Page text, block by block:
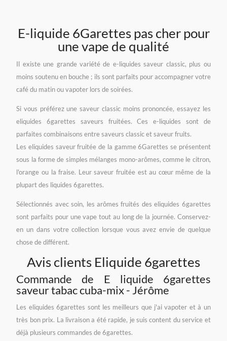
E-liquide 6Garettes pas cher pour
une vape de qualité
Il existe une grande variété de e-liquides saveur classic, plus ou
moins soutenu en bouche ; ils sont parfaits pour accompagner votre
café du matin ou vapoter lors de soirées.
Si vous préférez une saveur classic moins prononcée, essayez les
eliquides 6garettes saveurs fruitées. Ces e-liquides sont de
parfaites combinaisons entre saveurs classic et saveur fruits.
Les eliquides saveur fruitée de la gamme 6Garettes se présentent
sous la forme de simples mélanges mono-arômes, comme le citron,
l'orange ou la fraise. Leur saveur fruitée est au cœur même de la
plupart des liquides 6garettes.
Sélectionnés avec soin, les arômes fruités des eliquides 6garettes
sont parfaits pour une vape tout au long de la journée. Conservez-
en un dans votre collection lorsque vous avez envie de quelque
chose de différent.
Avis clients Eliquide 6garettes
Commande de E liquide 6garettes
saveur tabac cuba-mix - Jérôme
Les eliquides 6garettes sont les meilleurs que j'ai vapoter et à un
très bon prix. La livraison a été rapide, je suis content du service et
déjà plusieurs commandes de 6garettes.